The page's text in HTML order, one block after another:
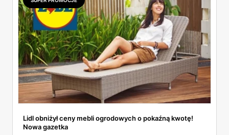
Lidl obniżył ceny mebli ogrodowych o pokaźną kwotę!
Nowa gazetka